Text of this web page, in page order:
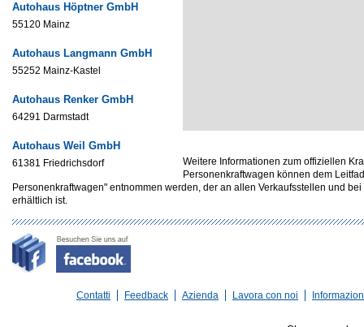
Autohaus Höptner GmbH
55120 Mainz
Autohaus Langmann GmbH
55252 Mainz-Kastel
Autohaus Renker GmbH
64291 Darmstadt
Autohaus Weil GmbH
61381 Friedrichsdorf
Weitere Informationen zum offiziellen
Personenkraftwagen können dem
Personenkraftwagen" entnommen werden, der an allen Verkaufsstellen und
erhältlich ist.
Contatti Feedback Azienda Lavora con noi